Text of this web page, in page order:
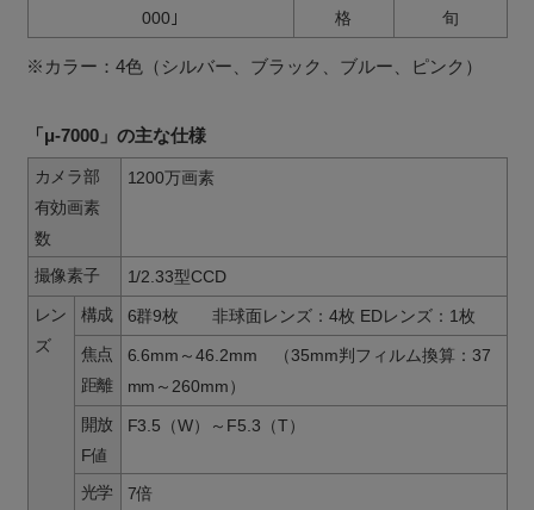
000｣
格
旬
※カラー：4色（シルバー、ブラック、ブルー、ピンク）
「μ-7000」の主な仕様
カメラ部
有効画素
数
1200万画素
撮像素子
1/2.33型CCD
レン
ズ
構成
6群9枚 非球面レンズ：4枚 EDレンズ：1枚
焦点
距離
6.6mm～46.2mm （35mm判フィルム換算：37
mm～260mm）
開放
F値
F3.5（W）～F5.3（T）
光学
7倍